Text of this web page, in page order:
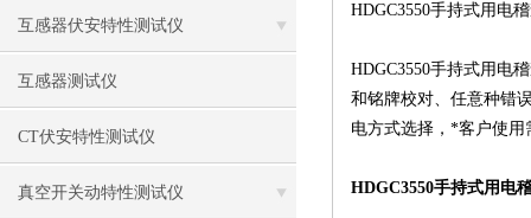
互感器伏安特性测试仪
互感器测试仪
CT伏安特性测试仪
真空开关动特性测试仪
HDGC3550手持式用电
HDGC3550手持式用电
和铭牌校对、任意种错
电方式选择，*客户使用
HDGC3550手持式用电